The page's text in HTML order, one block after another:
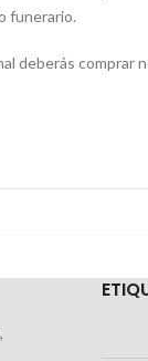
funerario.
deberás comprar
E